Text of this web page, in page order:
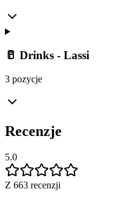
🥛 Drinks - Lassi
3 pozycje
Recenzje
5.0
Z 663 recenzji